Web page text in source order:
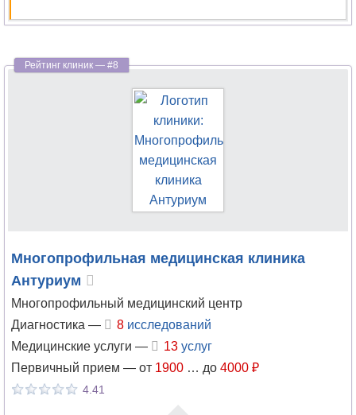
Многопрофильная медицинская клиника
Антуриум
Многопрофильный медицинский центр
Диагностика —
8 исследований
Медицинские услуги —
13 услуг
Первичный прием — от 1900 … до 4000 ₽
4.41